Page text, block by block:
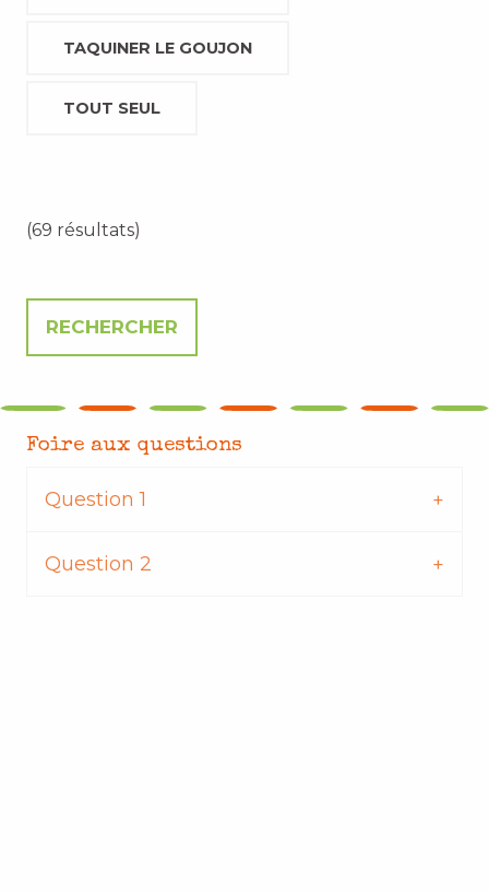
TAQUINER LE GOUJON
TOUT SEUL
(69 résultats)
Foire aux questions
Question 1
Question 2